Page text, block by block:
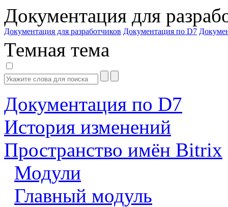
Документация для
Документация для разработчиков Документация по D7
Темная тема
Документация по D7
История изменений
Пространство имён Bitrix
Модули
Главный модуль